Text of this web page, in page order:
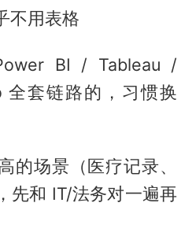
不用表格
BI / Tableau /
全套链路的，习惯换
的场景（医疗记录、
先和 IT/法务对一遍再